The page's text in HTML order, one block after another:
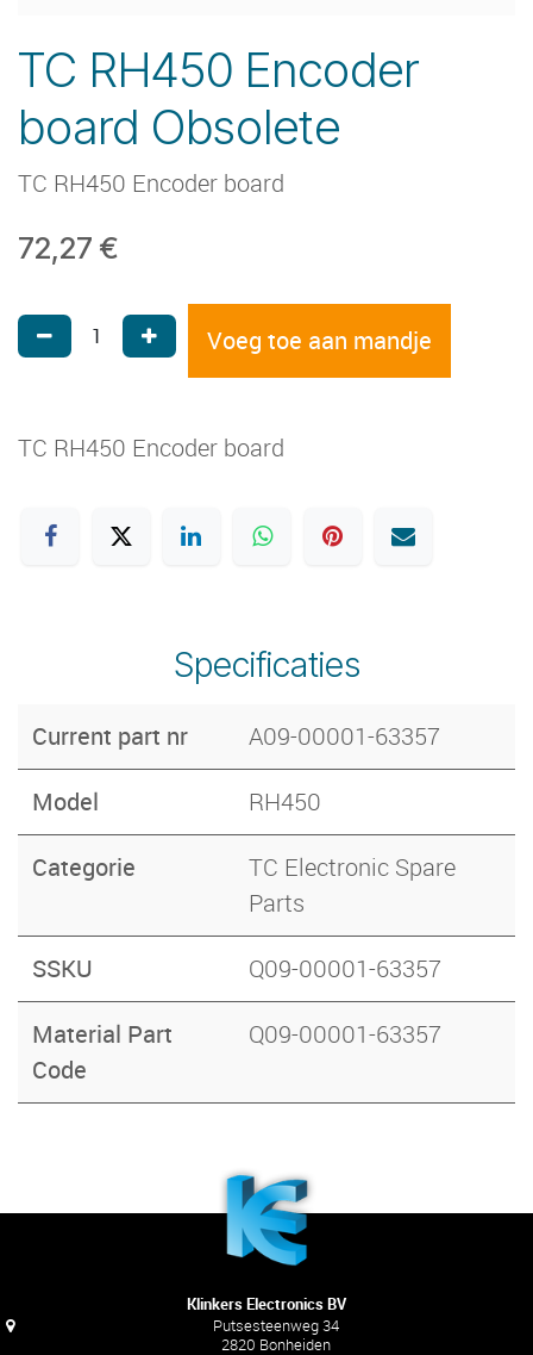
TC RH450 Encoder
board Obsolete
TC RH450 Encoder board
72,27 €
Voeg toe aan mandje
TC RH450 Encoder board
Specificaties
Current part nr A09-00001-63357
Model RH450
Categorie
TC Electronic Spare
Parts
SSKU Q09-00001-63357
Material Part
Code
Q09-00001-63357
Klinkers Electronics BV
Putsesteenweg 34
2820 Bonheiden